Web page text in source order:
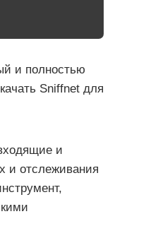
и полностью
Sniffnet для
и
и отслеживания